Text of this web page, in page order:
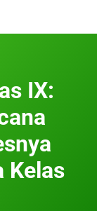
IX:
Kelas